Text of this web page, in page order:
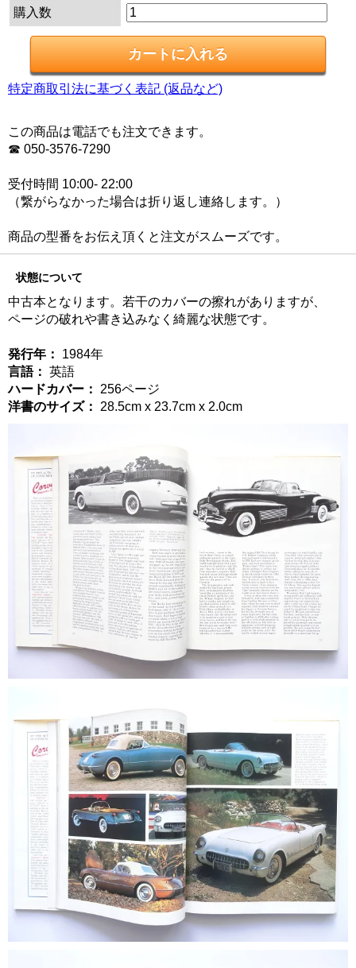
購入数
特定商取引法に基づく表記 (返品など)
この商品は電話でも注文できます。
☎ 050-3576-7290
受付時間 10:00- 22:00
（繋がらなかった場合は折り返し連絡します。）
商品の型番をお伝え頂くと注文がスムーズです。
状態について
中古本となります。若干のカバーの擦れがありますが、
ページの破れや書き込みなく綺麗な状態です。
発行年：
1984年
言語： 英語
ハードカバー：
256ページ
洋書のサイズ：
28.5cm x 23.7cm x 2.0cm